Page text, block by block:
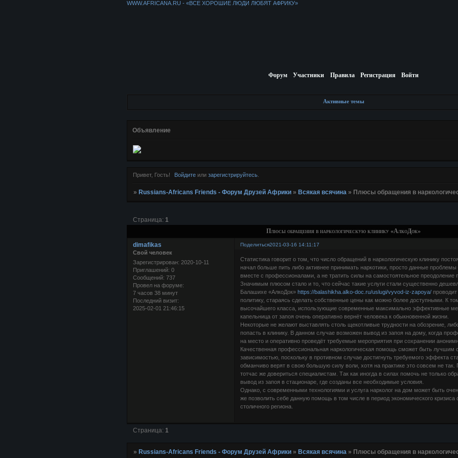
WWW.AFRICANA.RU - «ВСЕ ХОРОШИЕ ЛЮДИ ЛЮБЯТ АФРИКУ»
Форум Участники Правила Регистрация Войти
Активные темы
Объявление
Привет, Гость! Войдите или зарегистрируйтесь
» Russians-Africans Friends - Форум Друзей Африки » Всякая всячина » Плюсы обращения в
Плюсы обращения в наркологическую клинику «АлкоДок»
Страница: 1
Поделиться2021-03-16 14:11:17
dimafikas
Свой человек
Зарегистрирован: 2020-10-11
Приглашений: 0
Сообщений: 737
Провел на форуме:
7 часов 38 минут
Последний визит:
2025-02-01 21:46:15
Статистика говорит о том, что число обращений в наркологическую клинику
начал больше пить либо активнее принимать наркотики, просто данные
вместе с профессионалами, а не тратить силы на самостоятельное преодоление
Значимым плюсом стало и то, что сейчас такие услуги стали существенно
Балашихе «АлкоДок» https://balashikha.alko-doc.ru/uslugi/vyvod-iz-zapoya/проводит
политику, стараясь сделать собственные цены как можно более доступными. К
высочайшего класса, использующие современные максимально эффективные
капельница от запоя очень оперативно вернёт человека к обыкновенной жизни.
Некоторые не желают выставлять столь щекотливые трудности на обозрение,
попасть в клинику. В данном случае возможен вывод из запоя на дому, когда
на место и оперативно проведёт требуемые мероприятия при сохранении
Качественная профессиональная наркологическая помощь сможет быть лучшим
зависимостью, поскольку в противном случае достигнуть требуемого эффекта
обманчиво верят в свою большую силу воли, хотя на практике это совсем не
тотчас же довериться специалистам. Так как иногда в силах помочь не только
вывод из запоя в стационаре, где созданы все необходимые условия.
Однако, с современными технологиями и услуга нарколог на дом может быть
же позволить себе данную помощь в том числе в период экономического кризиса
столичного региона.
Страница: 1
» Russians-Africans Friends - Форум Друзей Африки » Всякая всячина » Плюсы обращения в